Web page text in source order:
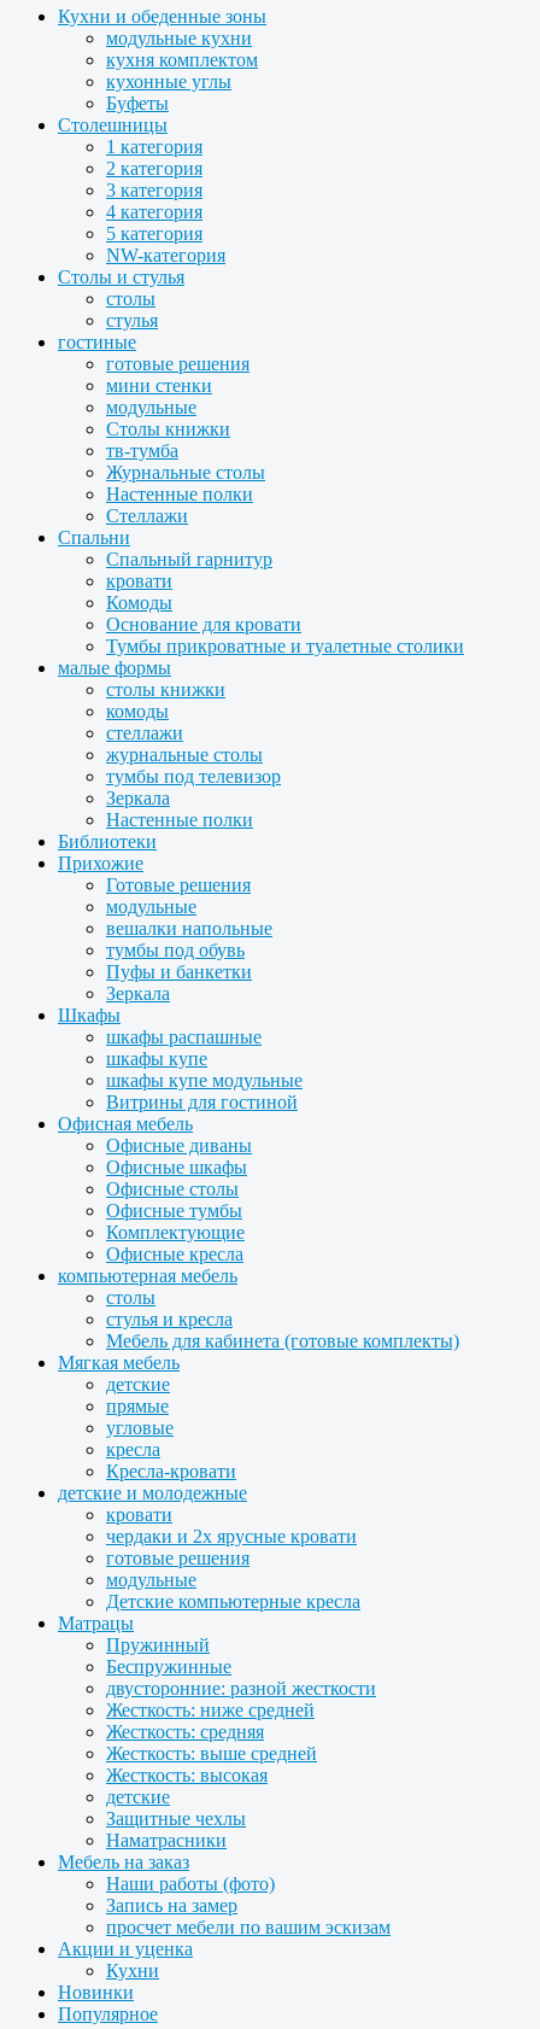
Кухни и обеденные зоны
модульные кухни
кухня комплектом
кухонные углы
Буфеты
Столешницы
1 категория
2 категория
3 категория
4 категория
5 категория
NW-категория
Столы и стулья
столы
стулья
гостиные
готовые решения
мини стенки
модульные
Столы книжки
тв-тумба
Журнальные столы
Настенные полки
Стеллажи
Спальни
Спальный гарнитур
кровати
Комоды
Основание для кровати
Тумбы прикроватные и туалетные столики
малые формы
столы книжки
комоды
стеллажи
журнальные столы
тумбы под телевизор
Зеркала
Настенные полки
Библиотеки
Прихожие
Готовые решения
модульные
вешалки напольные
тумбы под обувь
Пуфы и банкетки
Зеркала
Шкафы
шкафы распашные
шкафы купе
шкафы купе модульные
Витрины для гостиной
Офисная мебель
Офисные диваны
Офисные шкафы
Офисные столы
Офисные тумбы
Комплектующие
Офисные кресла
компьютерная мебель
столы
стулья и кресла
Мебель для кабинета (готовые комплекты)
Мягкая мебель
детские
прямые
угловые
кресла
Кресла-кровати
детские и молодежные
кровати
чердаки и 2х ярусные кровати
готовые решения
модульные
Детские компьютерные кресла
Матрацы
Пружинный
Беспружинные
двусторонние: разной жесткости
Жесткость: ниже средней
Жесткость: средняя
Жесткость: выше средней
Жесткость: высокая
детские
Защитные чехлы
Наматрасники
Мебель на заказ
Наши работы (фото)
Запись на замер
просчет мебели по вашим эскизам
Акции и уценка
Кухни
Новинки
Популярное